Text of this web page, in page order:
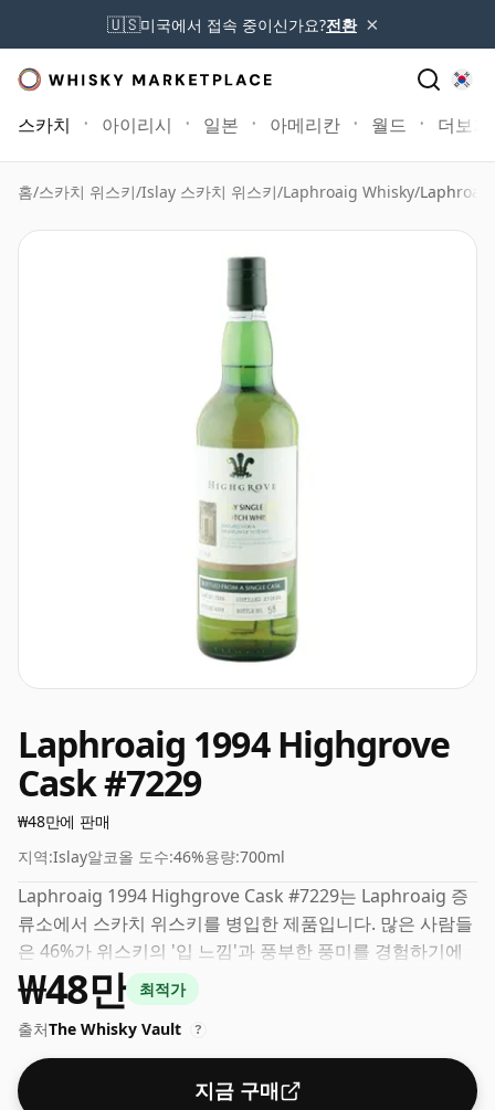
🇺🇸미국에서 접속 중이신가요?전환 ×
스카치 아이리시 일본 아메리칸 월드 더보기
홈/스카치 위스키/Islay 스카치 위스키/Laphroaig Whisky/
Laphroaig 1994 Highgrove
Cask #7229
₩48만에 판매
지역:Islay알코올 도수:46%용량:700ml
Laphroaig 1994 Highgrove Cask #7229는 Laphroaig 증
류소에서 스카치 위스키를 병입한 제품입니다. 많은 사람들
은 46%가 위스키의 '입 느낌'과 풍부한 풍미를 경험하기에
좋은 ABV라고 생각합니다.
₩48만
최적가
출처The Whisky Vault ?
지금 구매